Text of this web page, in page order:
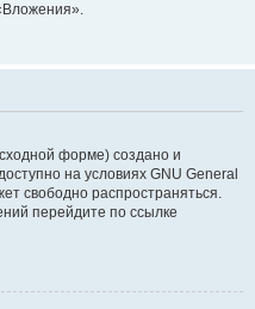
форме) создано и
на условиях GNU General
свободно распространяться.
перейдите по ссылке